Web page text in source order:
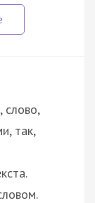
слово,
так,